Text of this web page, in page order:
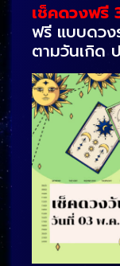
เช็คดวงฟรี
ฟรี แบบดว
ตามวันเกิด